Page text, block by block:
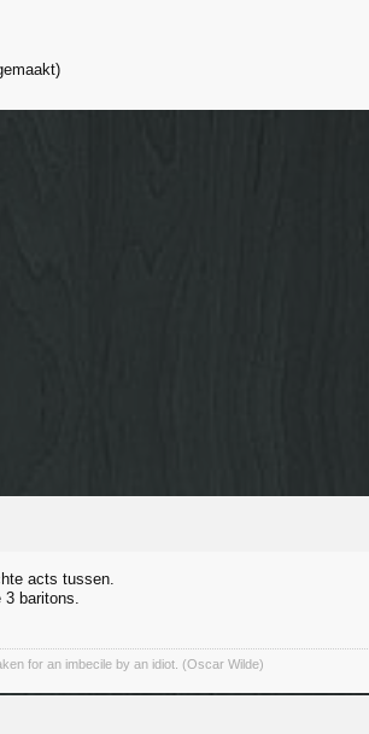
acts tussen.
3 baritons.
for an imbecile by an idiot. (Oscar Wilde)